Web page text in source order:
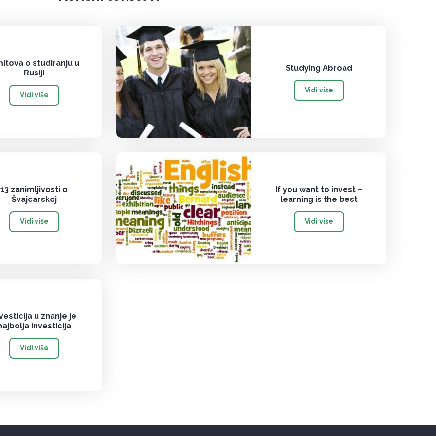
o studiranju u
Rusiji
Vidi više
Studying Abroad
Vidi više
13 zanimljivosti o
Švajcarskoj
Vidi više
If you want to invest –
learning is the best
Vidi više
u znanje je
investicija
Vidi više